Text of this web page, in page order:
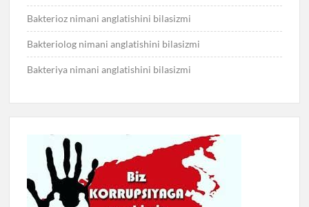
Bakterioz nimani anglatishini bilasizmi
Bakteriolog nimani anglatishini bilasizmi
Bakteriya nimani anglatishini bilasizmi